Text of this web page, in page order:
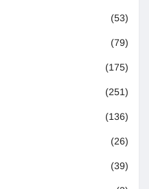
(53)
(79)
(175)
(251)
(136)
(26)
(39)